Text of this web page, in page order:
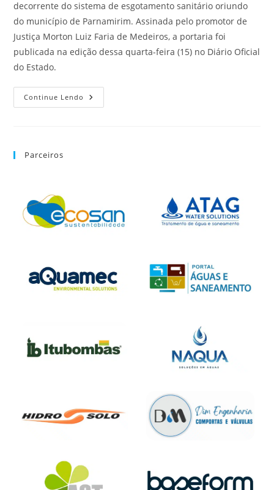
decorrente do sistema de esgotamento sanitário oriundo
do município de Parnamirim. Assinada pelo promotor de
Justiça Morton Luiz Faria de Medeiros, a portaria foi
publicada na edição dessa quarta-feira (15) no Diário Oficial
do Estado.
Continue Lendo
Parceiros